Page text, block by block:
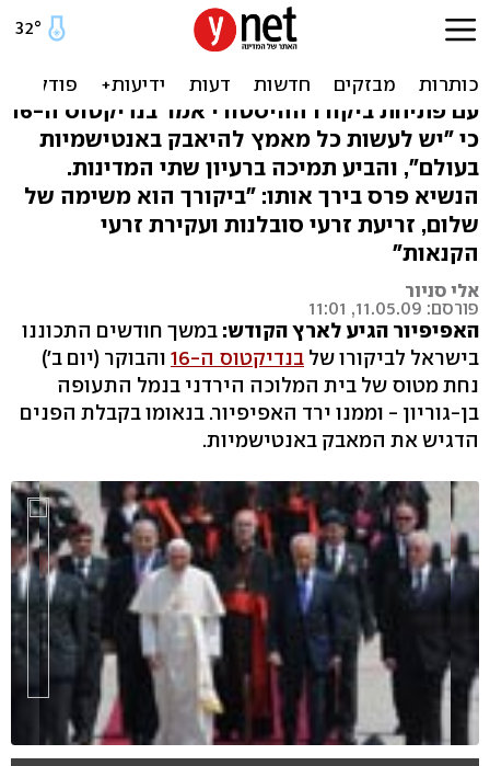
האפיפיור בארץ: "להילחם
באנטישמיות בכל מקום"
עם פתיחת ביקורו ההיסטורי אמר בנדיקטוס ה-16
כי "יש לעשות כל מאמץ להיאבק באנטישמיות
בעולם", והביע תמיכה ברעיון שתי המדינות.
הנשיא פרס בירך אותו: "ביקורך הוא משימה של
שלום, זריעת זרעי סובלנות ועקירת זרעי
הקנאות"
אלי סניור
פורסם: 11.05.09, 11:01
האפיפיור הגיע לארץ הקודש: במשך חודשים התכוננו
בישראל לביקורו של בנדיקטוס ה-16
והבוקר (יום ב')
נחת מטוס של בית המלוכה הירדני בנמל התעופה
בן-גוריון - וממנו ירד האפיפיור. בנאומו בקבלת הפנים
הדגיש את המאבק באנטישמיות.